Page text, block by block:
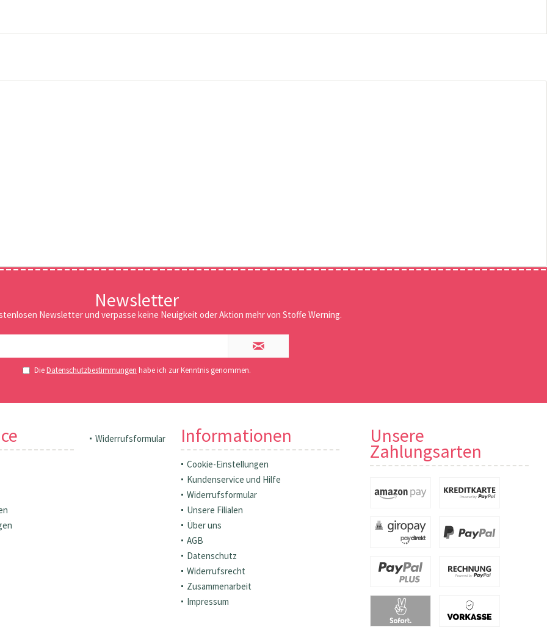
Newsletter
Newsletter und verpasse keine Neuigkeit oder Aktion mehr von Stoffe Werning.
DieDatenschutzbestimmungen habe ich zur Kenntnis genommen.
Widerrufsformular Informationen
Cookie-Einstellungen
Kundenservice und Hilfe
Widerrufsformular
Unsere Filialen
Über uns
AGB
Datenschutz
Widerrufsrecht
Zusammenarbeit
Impressum
Unsere
Zahlungsarten